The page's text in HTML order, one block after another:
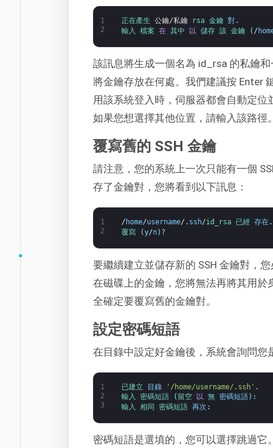
1
2
正在產生 公鑰/私鑰 rsa 金鑰 對.
輸入 檔案 在 其中 以 儲存 該 金鑰 ( /
該訊息將生成一個名為 id_rsa 的私鑰
將金鑰存放在何處。我們建議按 Enter
用該系統登入時，伺服器都會自動定位
如果您想選擇其他位置，請輸入該路徑。
覆寫舊的 SSH 金鑰
請注意，您的系統上一次只能有一個
存了金鑰對，您將看到以下訊息：
1
2
/ home/username/ . ssh/id_rsa 已經 存在.
覆寫
(y/n) ?
要繼續建立並儲存新的 SSH 金鑰對，
在磁碟上的金鑰，您將無法再將其用
全確定要覆寫舊的金鑰對。
設定密碼短語
在目錄中設定好金鑰後，系統會詢問您
1
2
3
已建立 目錄 '/home/username/.ssh' .
輸入 密碼短語 ( 留空 以 無 密碼短語) :
輸入 相同 密碼短語 再次 :
密碼短語是選填的，您可以選擇跳過